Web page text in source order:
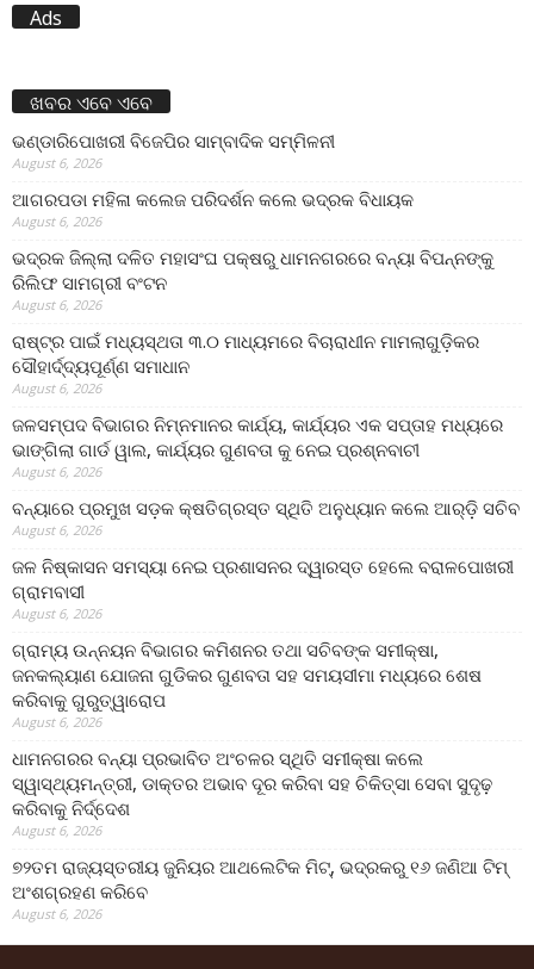
Ads
ଖବର ଏବେ ଏବେ
ଭଣ୍ଡାରିପୋଖରୀ ବିଜେପିର ସାମ୍ବାଦିକ ସମ୍ମିଳନୀ
August 6, 2026
ଆଗରପଡା ମହିଳା କଲେଜ ପରିଦର୍ଶନ କଲେ ଭଦ୍ରକ ବିଧାୟକ
August 6, 2026
ଭଦ୍ରକ ଜିଲ୍ଲା ଦଳିତ ମହାସଂଘ ପକ୍ଷରୁ ଧାମନଗରରେ ବନ୍ୟା ବିପନ୍ନଙ୍କୁ
ରିଲିଫ ସାମଗ୍ରୀ ବଂଟନ
August 6, 2026
ରାଷ୍ଟ୍ର ପାଇଁ ମଧ୍ୟସ୍ଥତା ୩.୦ ମାଧ୍ୟମରେ ବିଚାରାଧୀନ ମାମଲାଗୁଡ଼ିକର
ସୌହାର୍ଦ୍ଦ୍ୟପୂର୍ଣ୍ଣ ସମାଧାନ
August 6, 2026
ଜଳସମ୍ପଦ ବିଭାଗର ନିମ୍ନମାନର କାର୍ଯ୍ୟ, କାର୍ଯ୍ୟର ଏକ ସପ୍ତାହ ମଧ୍ୟରେ
ଭାଙ୍ଗିଲା ଗାର୍ଡ ୱାଲ, କାର୍ଯ୍ୟର ଗୁଣବତା କୁ ନେଇ ପ୍ରଶ୍ନବାଚୀ
August 6, 2026
ବନ୍ୟାରେ ପ୍ରମୁଖ ସଡ଼କ କ୍ଷତିଗ୍ରସ୍ତ ସ୍ଥିତି ଅନୁଧ୍ୟାନ କଲେ ଆର୍‌ଡ଼ି ସଚିବ
August 6, 2026
ଜଳ ନିଷ୍କାସନ ସମସ୍ୟା ନେଇ ପ୍ରଶାସନର ଦ୍ୱାରସ୍ତ ହେଲେ ବରାଳପୋଖରୀ
ଗ୍ରାମବାସୀ
August 6, 2026
ଗ୍ରାମ୍ୟ ଉନ୍ନୟନ ବିଭାଗର କମିଶନର ତଥା ସଚିବଙ୍କ ସମୀକ୍ଷା,
ଜନକଲ୍ୟାଣ ଯୋଜନା ଗୁଡିକର ଗୁଣବତା ସହ ସମୟସୀମା ମଧ୍ୟରେ ଶେଷ
କରିବାକୁ ଗୁରୁତ୍ୱାରୋପ
August 6, 2026
ଧାମନଗରର ବନ୍ୟା ପ୍ରଭାବିତ ଅଂଚଳର ସ୍ଥିତି ସମୀକ୍ଷା କଲେ
ସ୍ୱାସ୍ଥ୍ୟମନ୍ତ୍ରୀ, ଡାକ୍ତର ଅଭାବ ଦୂର କରିବା ସହ ଚିକିତ୍ସା ସେବା ସୁଦୃଢ଼
କରିବାକୁ ନିର୍ଦ୍ଦେଶ
August 6, 2026
୭୨ତମ ରାଜ୍ୟସ୍ତରୀୟ ଜୁନିୟର ଆଥଲେଟିକ ମିଟ୍‌, ଭଦ୍ରକରୁ ୧୬ ଜଣିଆ ଟିମ୍
ଅଂଶଗ୍ରହଣ କରିବେ
August 6, 2026